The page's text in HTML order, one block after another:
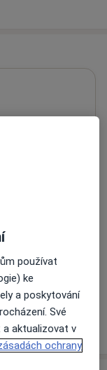
aktivní
na pojišťovnu
používat
ke
a poskytování
Své
aktualizovat v
ochrany